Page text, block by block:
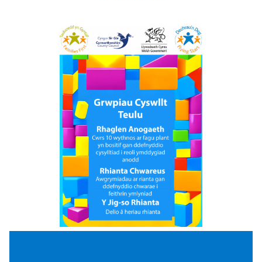
Dyddiad a lleoliad i’w cadarnhau,
cofrestrwch eich diddordeb.
Mae’r gweithdai Magu Plant yn Chwareus 2
wythnos yn tynnu sylw at bwysigrwydd
chwarae a chreu ymlyniad drwy chwarae.
Mae’r gweithdai’n canolbwyntio ar ddeall
datblygiad ymennydd plentyn, ymlyniad a
sut mae chwarae’n cefnogi datblygiad iach.
Mae’r ddwy sesiwn yn archwilio gwerth a